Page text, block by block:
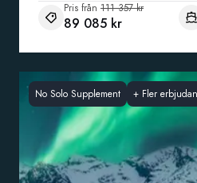
Pris från 111 357 kr
89 085 kr
No Solo Supplement + Fler